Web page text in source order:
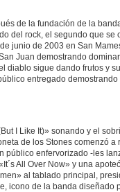
de la fundación de la
del rock, el segundo que se
junio de 2003 en San
Juan demostrando
diablo sigue dando frutos y
entregado
I Like It)» sonando y el
de los Stones comenzó a
público enfervorizado -les
All Over Now» y una
al tablado principal,
icono de la banda diseñado